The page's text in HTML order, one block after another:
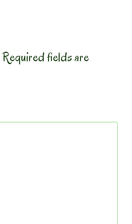
Required fields are